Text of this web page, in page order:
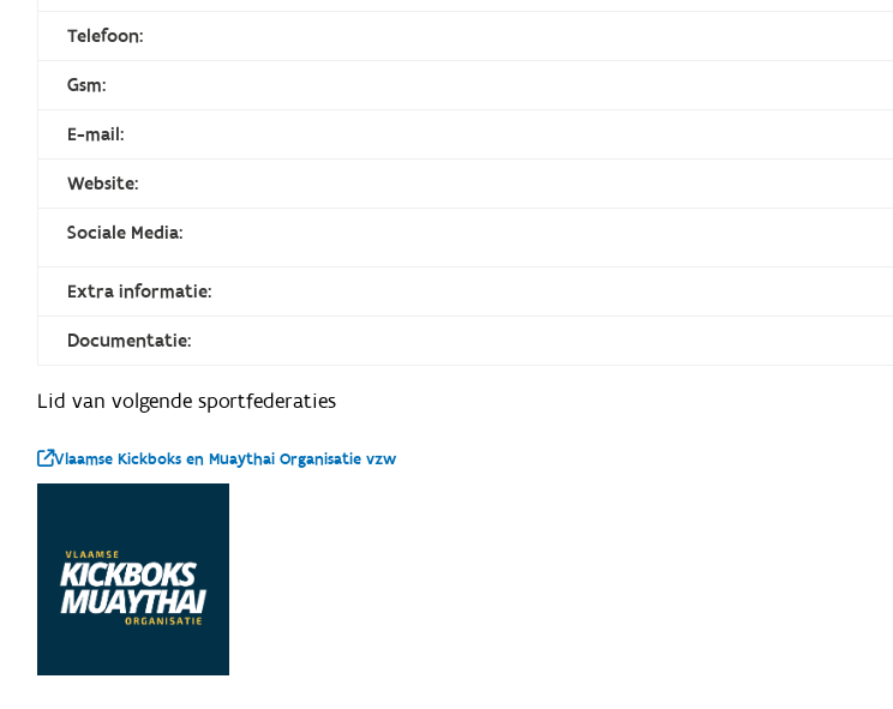
Telefoon:
Gsm:
E-mail:
Website:
Sociale Media:
Extra informatie:
Documentatie:
Lid van volgende sportfederaties
Vlaamse Kickboks en Muaythai Organisatie vzw